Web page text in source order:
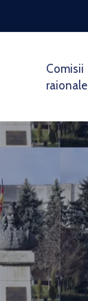
Comisii
raionale